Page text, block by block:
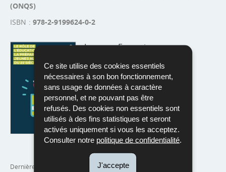
Ce site utilise des cookies essentiels
nécessaires à son bon fonctionnement,
sans usage de données à caractère
personnel, et ne pouvant pas être
refusés. Des cookies non essentiels sont
utilisés à des fins statistiques et seront
activés uniquement si vous les acceptez.
Consulter notre politique de confidentialité
J'accepte
(ONQS)
ISBN
978-2-9199624-0-2
Langue :Français
Télécharger
Dernière mise à jour 17/06/2025